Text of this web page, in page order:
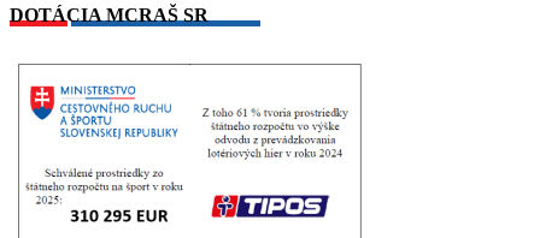
DOTÁCIA MCRAŠ SR